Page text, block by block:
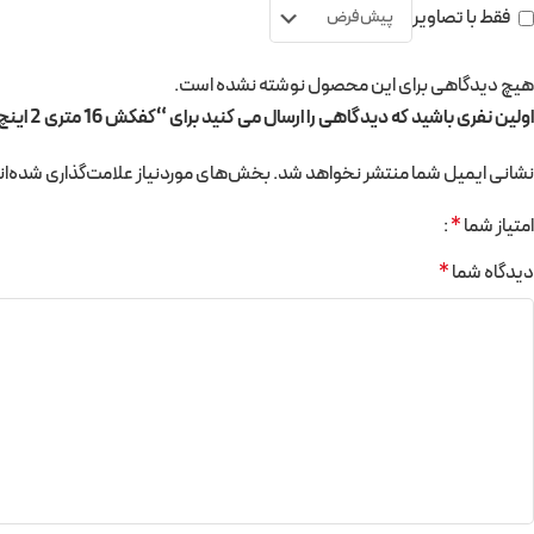
فقط با تصاویر
هیچ دیدگاهی برای این محصول نوشته نشده است.
اولین نفری باشید که دیدگاهی را ارسال می کنید برای “کفکش 16 متری 2 اینچ خروجی بالا CNB”
نشانی ایمیل شما منتشر نخواهد شد.بخش‌های موردنیاز علامت‌گذاری
امتیاز شما*
دیدگاه شما*